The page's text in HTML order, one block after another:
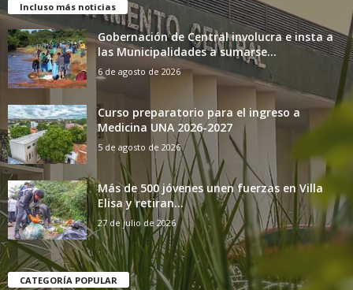
Incluso más noticias
Gobernación de Central involucra e insta a
las Municipalidades a sumarse...
6 de agosto de 2026
Curso preparatorio para el ingreso a
Medicina UNA 2026-2027
5 de agosto de 2026
Más de 500 jóvenes unen fuerzas en Villa
Elisa y retiran...
27 de julio de 2026
CATEGORÍA POPULAR